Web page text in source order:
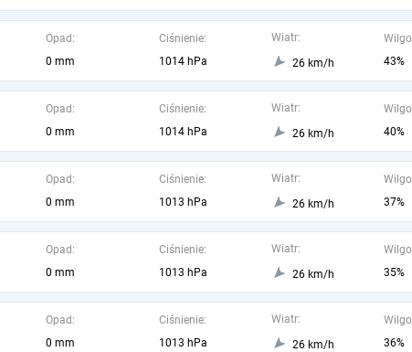
Opad:
0 mm
Ciśnienie:
1014 hPa
Wiatr:
26 km/h
43%
Opad:
0 mm
Ciśnienie:
1014 hPa
Wiatr:
26 km/h
40%
Opad:
0 mm
Ciśnienie:
1013 hPa
Wiatr:
26 km/h
37%
Opad:
0 mm
Ciśnienie:
1013 hPa
Wiatr:
26 km/h
35%
Opad:
0 mm
Ciśnienie:
1013 hPa
Wiatr:
26 km/h
36%